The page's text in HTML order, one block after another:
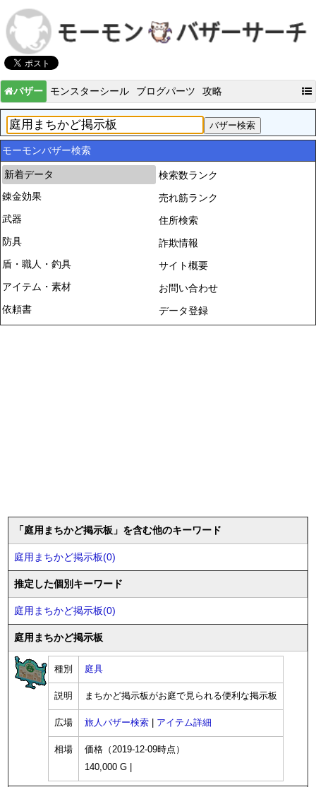
バザー モンスターシール ブログパーツ 攻略
モーモンバザー検索
新着データ
錬金効果
武器
防具
盾・職人・釣具
アイテム・素材
依頼書
検索数ランク
売れ筋ランク
住所検索
詐欺情報
サイト概要
お問い合わせ
データ登録
「庭用まちかど掲示板」を含む他のキーワード
庭用まちかど掲示板(0)
推定した個別キーワード
庭用まちかど掲示板(0)
庭用まちかど掲示板
種別 庭具
説明 まちかど掲示板がお庭で見られる便利な掲示板
広場 旅人バザー検索 アイテム詳細
相場
価格（2019-12-09時点）
140,000 G |